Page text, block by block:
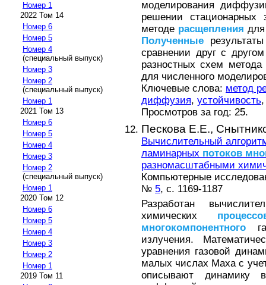
Номер 1
2022 Том 14
Номер 6
Номер 5
Номер 4
(специальный выпуск)
Номер 3
Номер 2
(специальный выпуск)
Номер 1
2021 Том 13
Номер 6
Номер 5
Номер 4
Номер 3
Номер 2
(специальный выпуск)
Номер 1
2020 Том 12
Номер 6
Номер 5
Номер 4
Номер 3
Номер 2
Номер 1
2019 Том 11
моделирования
решении стационарных
методе расщепления для
Полученные
сравнении друг с
разностных схем
для численного
Ключевые слова: метод
диффузия, устойчивость
Просмотров за год: 25.
Пескова Е.Е.,
Вычислительный
ламинарных потоков
разномасштабными
Компьютерные
№ 5, с. 1169-1187
Разработан
химических
многокомпонентного
излучения.
уравнения газовой
малых числах Маха с
описывают динамику